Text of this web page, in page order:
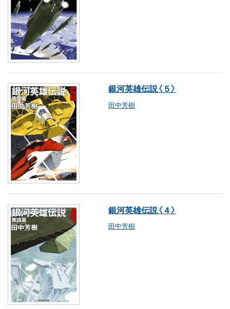
銀河英雄伝説〈５〉
田中芳樹
銀河英雄伝説〈４〉
田中芳樹